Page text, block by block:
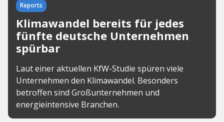
Reports
Klimawandel bereits für jedes
fünfte deutsche Unternehmen
spürbar
Laut einer aktuellen KfW-Studie spüren viele
Unternehmen den Klimawandel. Besonders
betroffen sind Großunternehmen und
energieintensive Branchen.